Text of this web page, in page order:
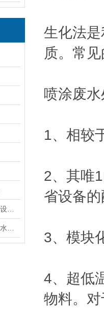
生化法
质。常
喷涂废
1、相较
2、其唯
省设备
3、模块
4、超低
物料。